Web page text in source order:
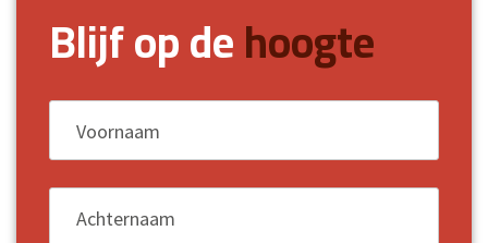
Blijf op dehoogte
Voornaam
Achternaam